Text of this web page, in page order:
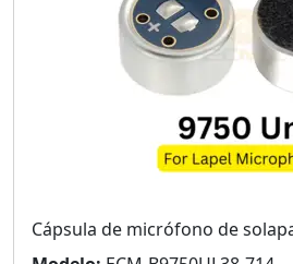
Cápsula de micrófono de